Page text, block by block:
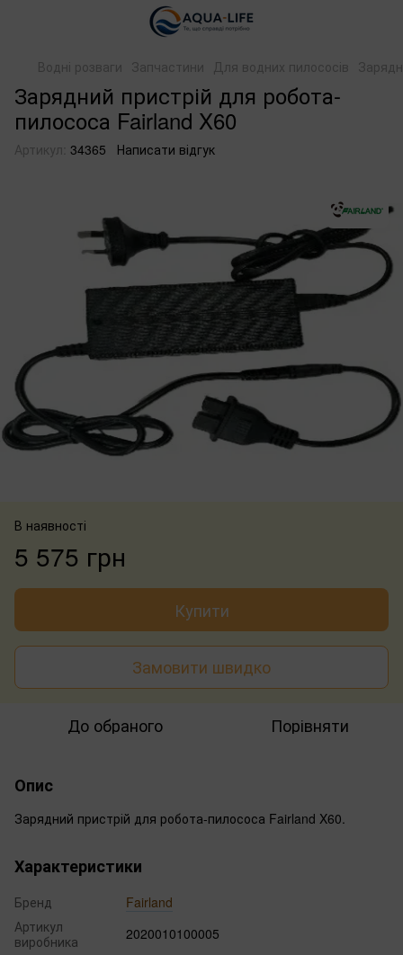
Водні розваги Запчастини Для водних пилососів
Зарядний пристрій для робота-
пилососа Fairland X60
Артикул: 34365 Написати відгук
В наявності
5 575 грн
Купити
Замовити швидко
До обраного Порівняти
Опис
Зарядний пристрій для робота-пилососа Fairland X60.
Характеристики
Бренд
Fairland
Артикул
виробника
2020010100005